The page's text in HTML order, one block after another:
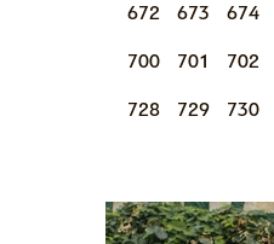
672 673 674
700 701 702
728 729 730